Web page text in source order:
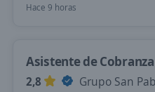
Hace 9 horas
Asistente de Cobranza
2,8
Grupo San